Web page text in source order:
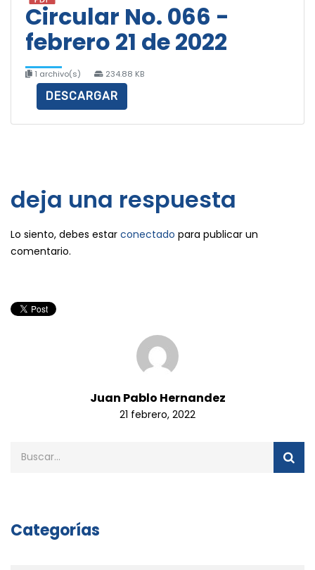
Circular No. 066 -
febrero 21 de 2022
1 archivo(s) 234.88 KB
DESCARGAR
deja una respuesta
Lo siento, debes estar conectado para publicar un
comentario.
Juan Pablo Hernandez
21 febrero, 2022
Categorías